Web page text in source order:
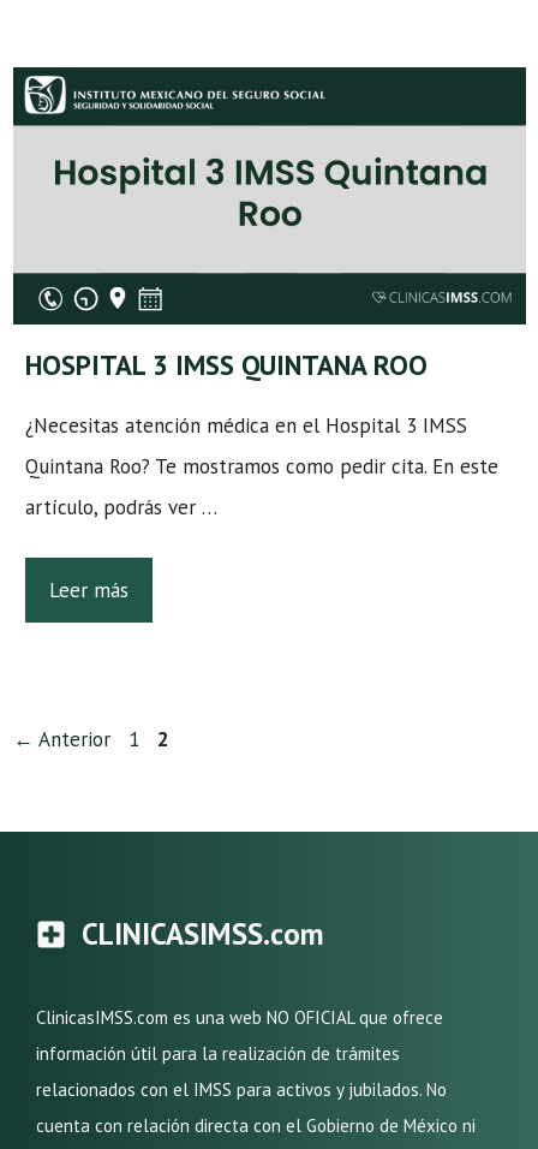
HOSPITAL 3 IMSS QUINTANA ROO
¿Necesitas atención médica en el Hospital 3 IMSS
Quintana Roo? Te mostramos como pedir cita. En este
artículo, podrás ver …
Leer más
← Anterior Página
1 Página
2
CLINICASIMSS.com
ClinicasIMSS.com es una web NO OFICIAL que ofrece
información útil para la realización de trámites
relacionados con el IMSS para activos y jubilados. No
cuenta con relación directa con el Gobierno de México ni